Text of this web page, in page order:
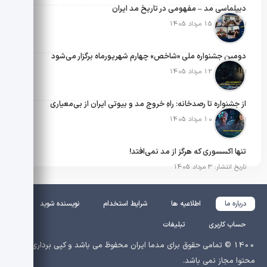
دیپلماسی مد – مفهومی در تاریخ مد ایران
تاریخ انتشار: 15 مرداد 1405
دومین جشنواره ملی «شاخص» چهارم شهریورماه برگزار می‌شود
تاریخ انتشار: 12 مرداد 1405
از جشنواره تا رصدخانه: راهِ خروج مد و بیوتی ایران از بی‌معیاری
تاریخ انتشار: 10 مرداد 1405
تنها اکسسوری که هرگز از مد نمی‌افتد!
تاریخ انتشار: 3 مرداد 1405
درباره ما اطلاعیه ها شرایط استخدام
نویسنده شوید
حساب کاربری
تبلیغات
1400 © تمامی حقوق برای مدما ایران محفوظ می باشد و کپی برداری از
محتوا مجاز نمی باشد.